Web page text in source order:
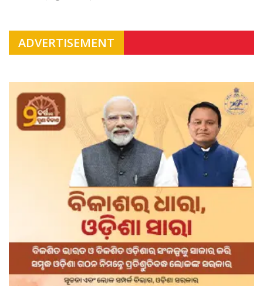
ADVERTISEMENT